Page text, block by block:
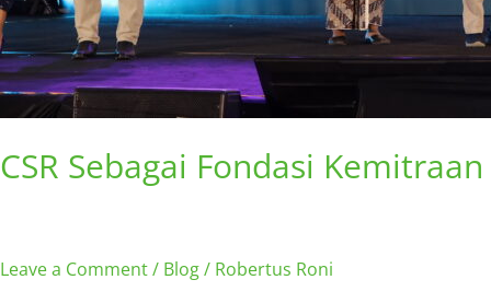
CSR Sebagai Fondasi
Leave a Comment/ Blog/ Robertus Roni